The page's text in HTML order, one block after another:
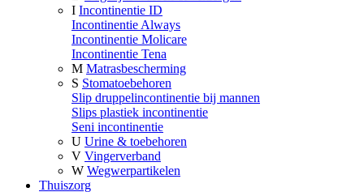
I Incontinentie ID
Incontinentie Always
Incontinentie Molicare
Incontinentie Tena
M Matrasbescherming
S Stomatoebehoren
Slip druppelincontinentie bij mannen
Slips plastiek incontinentie
Seni incontinentie
U Urine & toebehoren
V Vingerverband
W Wegwerpartikelen
Thuiszorg